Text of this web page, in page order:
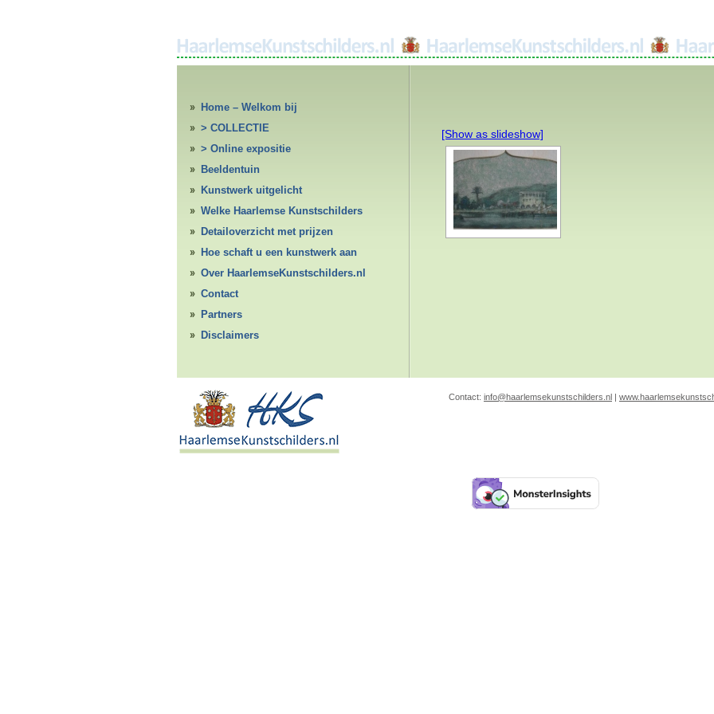
Home – Welkom bij
HaarlemseKunstschilders.nl
> COLLECTIE
> Online expositie
Beeldentuin
Kunstwerk uitgelicht
Welke Haarlemse Kunstschilders
Detailoverzicht met prijzen
Hoe schaft u een kunstwerk aan
Over HaarlemseKunstschilders.nl
Contact
Partners
Disclaimers
[Show as slideshow]
Contact: info@haarlemsekunstschilders.nl |